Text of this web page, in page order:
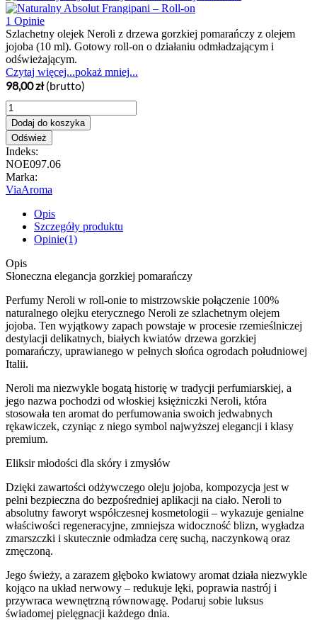
1 Opinie
Szlachetny olejek Neroli z drzewa gorzkiej pomarańczy z olejem
jojoba (10 ml). Gotowy roll-on o działaniu odmładzającym i
odświeżającym.
Czytaj więcej...pokaż mniej...
98,00 zł (brutto)
Dodaj do koszyka
Indeks:
NOE097.06
Marka:
ViaAroma
Opis
Szczegóły produktu
Opinie(1)
Opis
Słoneczna elegancja gorzkiej pomarańczy
Perfumy Neroli w roll-onie to mistrzowskie połączenie 100%
naturalnego olejku eterycznego Neroli ze szlachetnym olejem
jojoba. Ten wyjątkowy zapach powstaje w procesie rzemieślniczej
destylacji delikatnych, białych kwiatów drzewa gorzkiej
pomarańczy, uprawianego w pełnych słońca ogrodach południowej
Italii.
Neroli ma niezwykle bogatą historię w tradycji perfumiarskiej, a
jego nazwa pochodzi od włoskiej księżniczki Neroli, która
stosowała ten aromat do perfumowania swoich jedwabnych
rękawiczek, czyniąc z niego symbol najwyższej elegancji i klasy
premium.
Eliksir młodości dla skóry i zmysłów
Dzięki zawartości odżywczego oleju jojoba, kompozycja jest w
pełni bezpieczna do bezpośredniej aplikacji na ciało. Neroli to
absolutny faworyt współczesnej kosmetologii – wykazuje genialne
właściwości regeneracyjne, zmniejsza widoczność blizn, wygładza
zmarszczki i skutecznie odmładza cerę suchą, naczynkową oraz
zmęczoną.
Jego świeży, a zarazem głęboko kwiatowy aromat działa niezwykle
kojąco na układ nerwowy – redukuje lęki, poprawia nastrój i
przywraca wewnętrzną równowagę. Podaruj sobie luksus
świadomej pielęgnacji każdego dnia.